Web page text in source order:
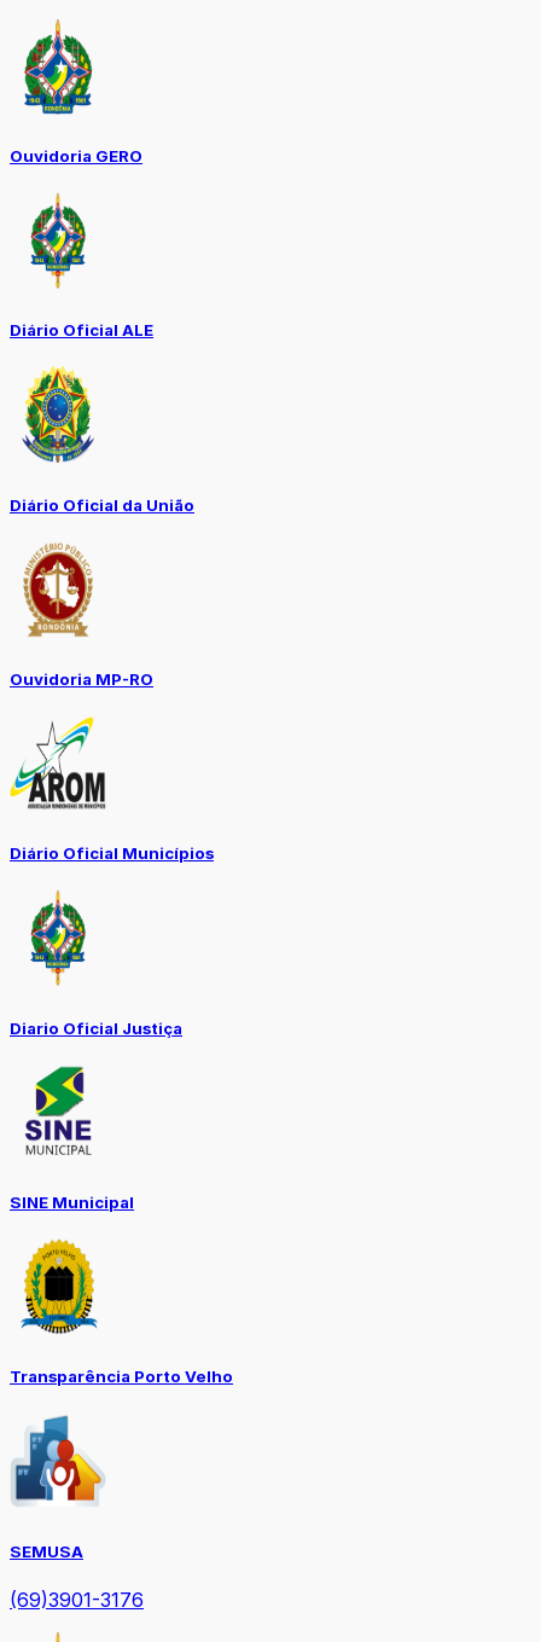
Ouvidoria GERO
Diário Oficial ALE
Diário Oficial da União
Ouvidoria MP-RO
Diário Oficial Municípios
Diario Oficial Justiça
SINE Municipal
Transparência Porto Velho
SEMUSA
(69)3901-3176